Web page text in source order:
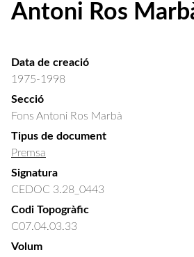
Antoni Ros
Data de creació
1975-1998
Secció
Fons Antoni Ros Marbà
Tipus de document
Premsa
Signatura
CEDOC 3.28_0443
Codi Topogràfic
C07.04.03.33
Volum